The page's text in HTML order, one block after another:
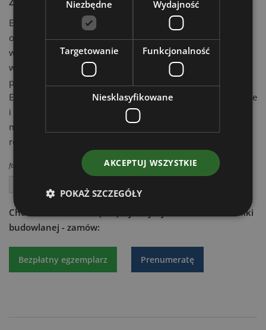
E10e oferuje takie same funkcje bezpieczeństwa dla
operatorów jak E10/E10z. Drążek ułatwia pomoc przy
wsiadaniu i wysiadaniu z maszyny. Bezpieczeństwo i
wygodę operatora dodatkowo zwiększa całkowicie zwijany
pas bezpieczeństwa. Zarówno lewa, jak i prawa konsola w
E10e, które służą jako wygodne podłokietniki, są opuszczane
i zablokowane w celu obsługi maszyny. Pozycję dżojstika w
modelu E10e można również dostosować do potrzeb
różnych operatorów.
fot.firmowe
Chcesz dowiedzieć się więcej?
Czytaj aktualności techniki
budowlanej - zamów:
Bezpłatny egzemplarz Prenumeratę
Niezbędne Wydajność
Targetowanie Funkcjonalność
Niesklasyfikowane
AKCEPTUJ WSZYSTKIE
POKAŻ SZCZEGÓŁY